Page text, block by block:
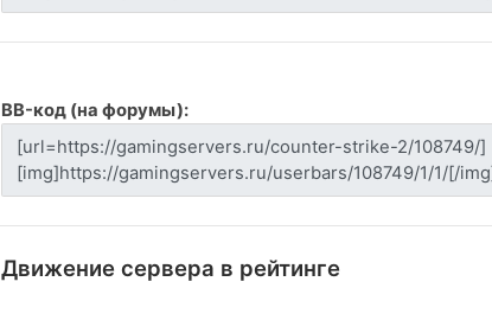
BB-код (на форумы):
Движение сервера в рейтинге